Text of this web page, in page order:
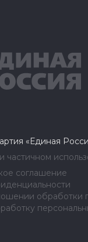
«Единая
частичном
соглашение
обработки